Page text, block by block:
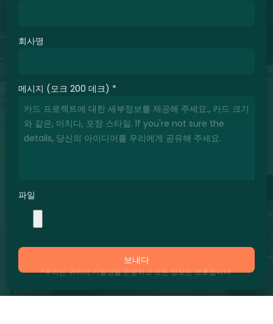
회사명
메시지 (모크 200 데크) *
파일
보내다
*우리는 귀하의 기밀성을 존중하고 모든 정보는 보호됩니다.